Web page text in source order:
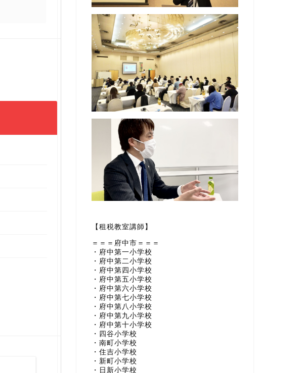
【租税教室講師】
＝＝＝府中市＝＝＝
・府中第一小学校
・府中第二小学校
・府中第四小学校
・府中第五小学校
・府中第六小学校
・府中第七小学校
・府中第八小学校
・府中第九小学校
・府中第十小学校
・四谷小学校
・南町小学校
・住吉小学校
・新町小学校
・日新小学校